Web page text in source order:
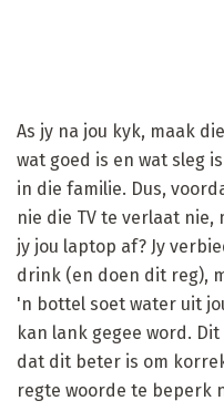
As jy na jou kyk, maak
wat goed is en wat sleg
in die familie. Dus,
nie die TV te verlaat
jy jou laptop af? Jy
drink (en doen dit reg),
'n bottel soet water uit
kan lank gegee word.
dat dit beter is om
regte woorde te beperk